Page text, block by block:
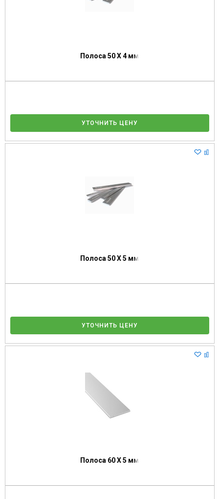
Полоса 50 Х 4 мм
УТОЧНИТЬ ЦЕНУ
Полоса 50 Х 5 мм
УТОЧНИТЬ ЦЕНУ
Полоса 60 Х 5 мм